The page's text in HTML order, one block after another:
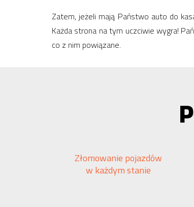
Zatem, jeżeli mają Państwo auto do
Każda strona na tym uczciwie wygra!
co z nim powiązane.
Złomowanie pojazdów
w każdym stanie